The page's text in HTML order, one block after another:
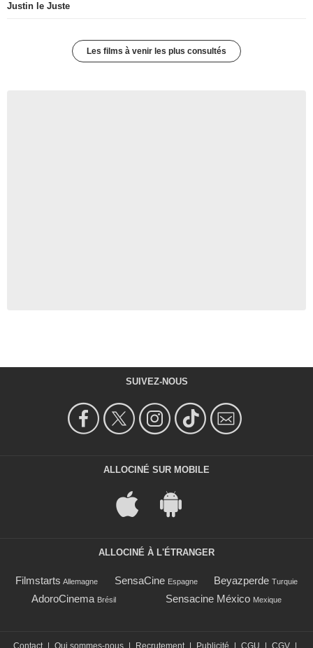
Justin le Juste
Les films à venir les plus consultés
SUIVEZ-NOUS
ALLOCINÉ SUR MOBILE
ALLOCINÉ À L'ÉTRANGER
Filmstarts Allemagne SensaCine Espagne Beyazperde Turquie
AdoroCinema Brésil Sensacine México Mexique